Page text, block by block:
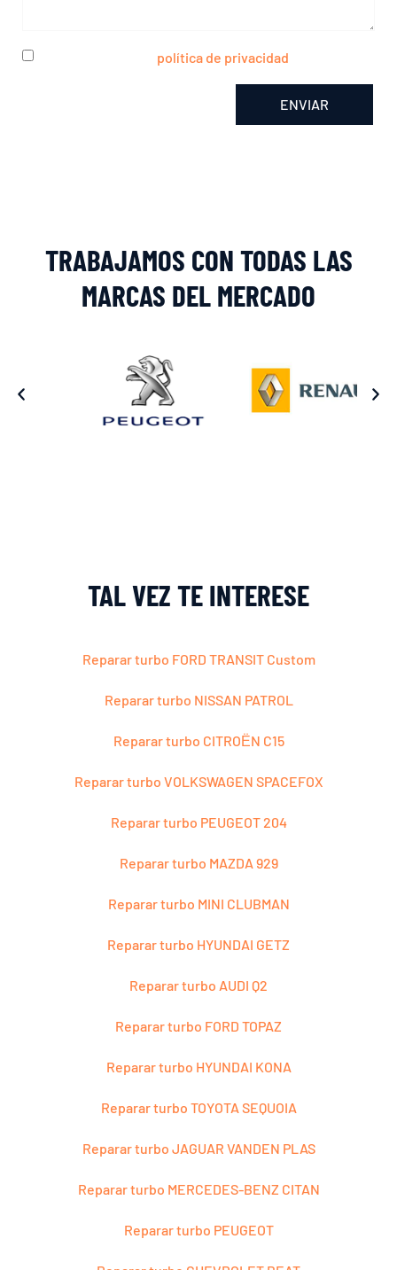
política de privacidad
ENVIAR
TRABAJAMOS CON TODAS LAS
MARCAS DEL MERCADO
TAL VEZ TE INTERESE
Reparar turbo FORD TRANSIT Custom
Reparar turbo NISSAN PATROL
Reparar turbo CITROЁN C15
Reparar turbo VOLKSWAGEN SPACEFOX
Reparar turbo PEUGEOT 204
Reparar turbo MAZDA 929
Reparar turbo MINI CLUBMAN
Reparar turbo HYUNDAI GETZ
Reparar turbo AUDI Q2
Reparar turbo FORD TOPAZ
Reparar turbo HYUNDAI KONA
Reparar turbo TOYOTA SEQUOIA
Reparar turbo JAGUAR VANDEN PLAS
Reparar turbo MERCEDES-BENZ CITAN
Reparar turbo PEUGEOT